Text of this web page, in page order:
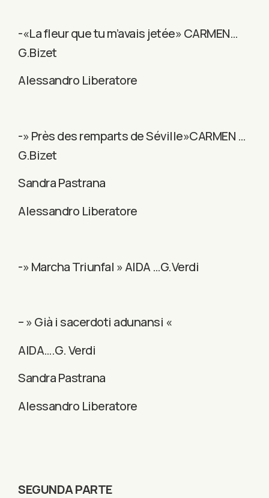
-«La fleur que tu m’avais jetée» CARMEN…
G.Bizet
Alessandro Liberatore
-» Près des remparts de Séville»CARMEN …
G.Bizet
Sandra Pastrana
Alessandro Liberatore
-» Marcha Triunfal » AIDA …G.Verdi
– » Già i sacerdoti adunansi «
AIDA….G. Verdi
Sandra Pastrana
Alessandro Liberatore
SEGUNDA PARTE